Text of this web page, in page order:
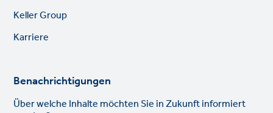
Footer
links
Keller Group
Karriere
Benachrichtigungen
Über welche Inhalte möchten Sie in Zukunft informiert